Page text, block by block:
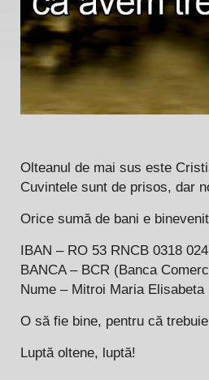
Olteanul de mai sus este
Cuvintele sunt de prisos, dar
Orice sumă de bani e
IBAN – RO 53 RNCB 0318
BANCA – BCR (Banca
Nume – Mitroi Maria Elisabeta
O să fie bine, pentru că
Luptă oltene, luptă!